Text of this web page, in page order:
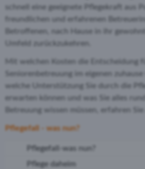
schnell eine geeignete Pflegekraft aus
freundlichen und erfahrenen
Betroffenen, nach Hause in ihr
Umfeld zurückzukehren.
Mit welchen Kosten die Entscheidung
Seniorenbetreuung im eigenen zuhause
welche Unterstützung Sie durch die
erwarten können und was Sie alles
Betreuung wissen müssen, erfahren
Pflegefall - was nun?
Pflegefall-was nun?
Pflege daheim